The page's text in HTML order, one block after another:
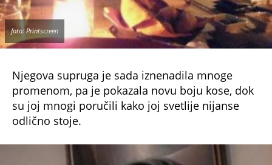
foto: Printscreen
promenom, pa je pokazala novu boju kose, dok
su joj mnogi poručili kako joj svetlije nijanse
odlično stoje.